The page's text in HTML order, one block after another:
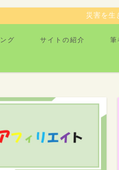
災害を生
グ サイトの紹介 筆